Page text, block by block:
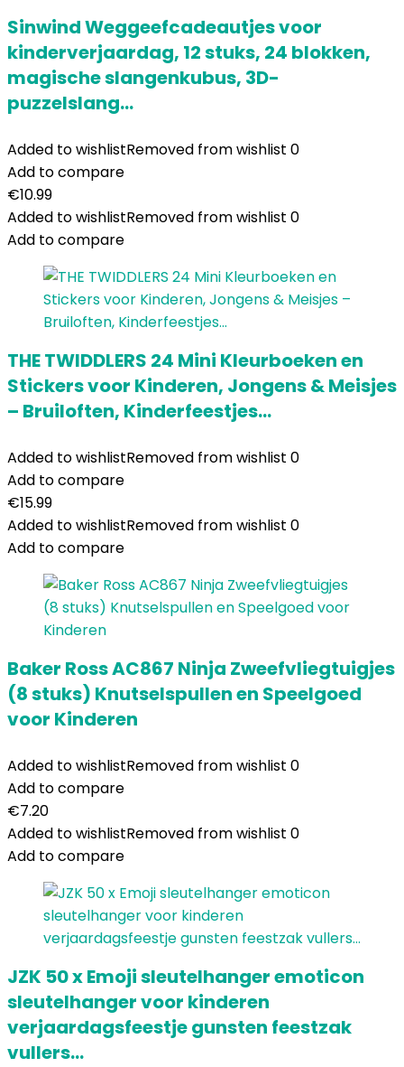
Sinwind Weggeefcadeautjes voor
kinderverjaardag, 12 stuks, 24 blokken,
magische slangenkubus, 3D-
puzzelslang…
Added to wishlistRemoved from wishlist 0
Add to compare
€10.99
Added to wishlistRemoved from wishlist 0
Add to compare
THE TWIDDLERS 24 Mini Kleurboeken en
Stickers voor Kinderen, Jongens & Meisjes
– Bruiloften, Kinderfeestjes…
Added to wishlistRemoved from wishlist 0
Add to compare
€15.99
Added to wishlistRemoved from wishlist 0
Add to compare
Baker Ross AC867 Ninja Zweefvliegtuigjes
(8 stuks) Knutselspullen en Speelgoed
voor Kinderen
Added to wishlistRemoved from wishlist 0
Add to compare
€7.20
Added to wishlistRemoved from wishlist 0
Add to compare
JZK 50 x Emoji sleutelhanger emoticon
sleutelhanger voor kinderen
verjaardagsfeestje gunsten feestzak
vullers…